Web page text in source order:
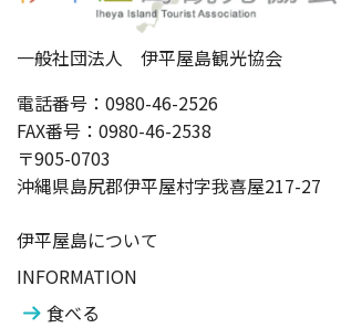
一般社団法人 伊平屋島観光協会
電話番号：0980-46-2526
FAX番号：0980-46-2538
〒905-0703
沖縄県島尻郡伊平屋村字我喜屋217-27
伊平屋島について
INFORMATION
食べる